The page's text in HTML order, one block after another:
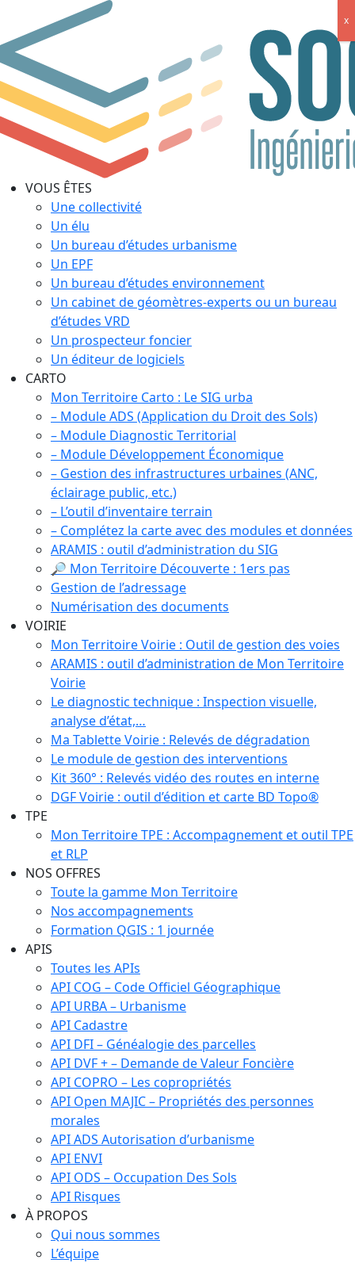
VOUS ÊTES
Une collectivité
Un élu
Un bureau d’études urbanisme
Un EPF
Un bureau d’études environnement
Un cabinet de géomètres-experts ou un bureau
d’études VRD
Un prospecteur foncier
Un éditeur de logiciels
CARTO
Mon Territoire Carto : Le SIG urba
– Module ADS (Application du Droit des Sols)
– Module Diagnostic Territorial
– Module Développement Économique
– Gestion des infrastructures urbaines (ANC,
éclairage public, etc.)
– L’outil d’inventaire terrain
– Complétez la carte avec des modules et données
ARAMIS : outil d’administration du SIG
🔎 Mon Territoire Découverte : 1ers pas
Gestion de l’adressage
Numérisation des documents
VOIRIE
Mon Territoire Voirie : Outil de gestion des voies
ARAMIS : outil d’administration de Mon Territoire
Voirie
Le diagnostic technique : Inspection visuelle,
analyse d’état,…
Ma Tablette Voirie : Relevés de dégradation
Le module de gestion des interventions
Kit 360° : Relevés vidéo des routes en interne
DGF Voirie : outil d’édition et carte BD Topo®
TPE
Mon Territoire TPE : Accompagnement et outil TPE
et RLP
NOS OFFRES
Toute la gamme Mon Territoire
Nos accompagnements
Formation QGIS : 1 journée
APIS
Toutes les APIs
API COG – Code Officiel Géographique
API URBA – Urbanisme
API Cadastre
API DFI – Généalogie des parcelles
API DVF + – Demande de Valeur Foncière
API COPRO – Les copropriétés
API Open MAJIC – Propriétés des personnes
morales
API ADS Autorisation d’urbanisme
API ENVI
API ODS – Occupation Des Sols
API Risques
À PROPOS
Qui nous sommes
L’équipe
x